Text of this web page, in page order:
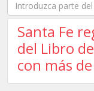
Santa Fe
del Libro
con más